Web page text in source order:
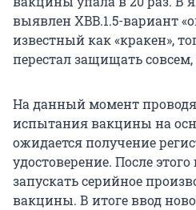
выявлен XBB.1.5-вариант
известный как «кракен»,
перестал защищать
На данный момент
испытания вакцины на
ожидается получение
удостоверение. После
запускать серийное
вакцины. В итоге ввод